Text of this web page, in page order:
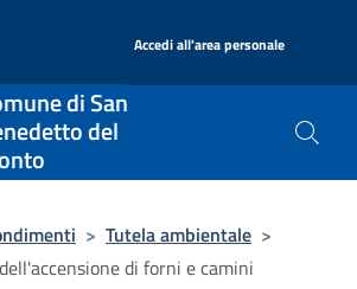
Accedi all'area personale
di San
del
> Tutela ambientale >
di forni e camini